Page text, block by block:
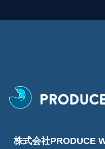
株式会社PRODUCE